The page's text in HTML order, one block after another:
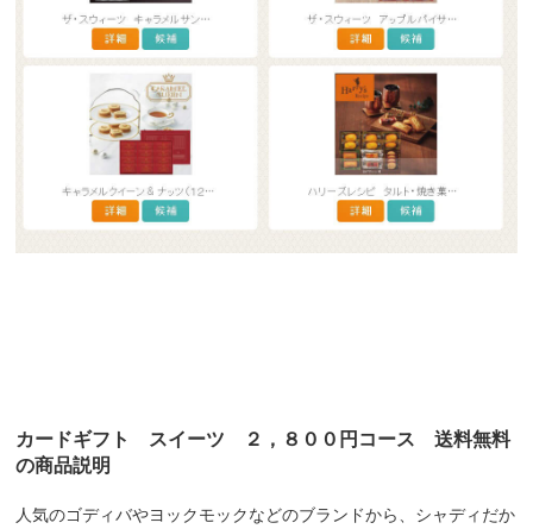
カードギフト スイーツ ２，８００円コース 送料無料
の商品説明
人気のゴディバやヨックモックなどのブランドから、シャディだか